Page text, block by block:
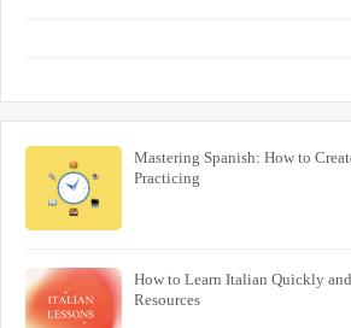
Mastering Spanish: How to
Practicing
How to Learn Italian Quickly
Resources